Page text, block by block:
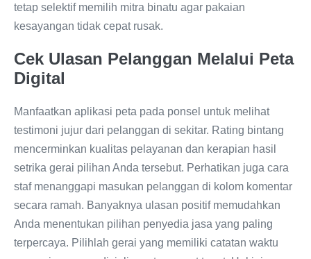
tetap selektif memilih mitra binatu agar pakaian
kesayangan tidak cepat rusak.
Cek Ulasan Pelanggan Melalui Peta
Digital
Manfaatkan aplikasi peta pada ponsel untuk melihat
testimoni jujur dari pelanggan di sekitar. Rating bintang
mencerminkan kualitas pelayanan dan kerapian hasil
setrika gerai pilihan Anda tersebut. Perhatikan juga cara
staf menanggapi masukan pelanggan di kolom komentar
secara ramah. Banyaknya ulasan positif memudahkan
Anda menentukan pilihan penyedia jasa yang paling
terpercaya. Pilihlah gerai yang memiliki catatan waktu